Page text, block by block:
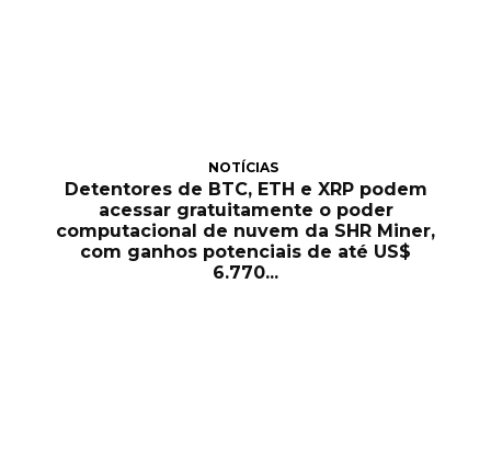
NOTÍCIAS
Detentores de BTC, ETH e XRP podem
acessar gratuitamente o poder
computacional de nuvem da SHR Miner,
com ganhos potenciais de até US$
6.770...